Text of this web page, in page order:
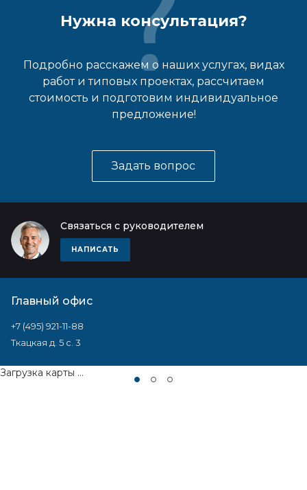
Нужна консультация?
Подробно расскажем о наших услугах, видах
работ и типовых проектах, рассчитаем
стоимость и подготовим индивидуальное
предложение!
Задать вопрос
Связаться с руководителем
НАПИСАТЬ
Главный офис
+7 (495) 921-11-88
Ткацкая д. 5 с. 3
Загрузка карты ...